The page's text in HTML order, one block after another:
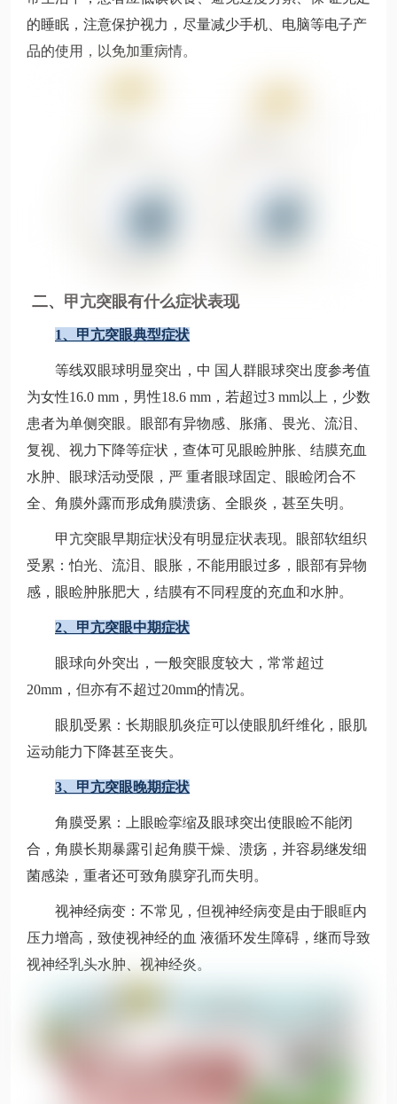
的睡眠，注意保护视力，尽量减少手机、电脑等电子产
品的使用，以免加重病情。
二、甲亢突眼有什么症状表现
1、甲亢突眼典型症状
等线双眼球明显突出，中 国人群眼球突出度参考值
为女性16.0 mm，男性18.6 mm，若超过3 mm以上，少数
患者为单侧突眼。眼部有异物感、胀痛、畏光、流泪、
复视、视力下降等症状，查体可见眼睑肿胀、结膜充血
水肿、眼球活动受限，严 重者眼球固定、眼睑闭合不
全、角膜外露而形成角膜溃疡、全眼炎，甚至失明。
甲亢突眼早期症状没有明显症状表现。眼部软组织
受累：怕光、流泪、眼胀，不能用眼过多，眼部有异物
感，眼睑肿胀肥大，结膜有不同程度的充血和水肿。
2、甲亢突眼中期症状
眼球向外突出，一般突眼度较大，常常超过
20mm，但亦有不超过20mm的情况。
眼肌受累：长期眼肌炎症可以使眼肌纤维化，眼肌
运动能力下降甚至丧失。
3、甲亢突眼晚期症状
角膜受累：上眼睑挛缩及眼球突出使眼睑不能闭
合，角膜长期暴露引起角膜干燥、溃疡，并容易继发细
菌感染，重者还可致角膜穿孔而失明。
视神经病变：不常见，但视神经病变是由于眼眶内
压力增高，致使视神经的血 液循环发生障碍，继而导致
视神经乳头水肿、视神经炎。